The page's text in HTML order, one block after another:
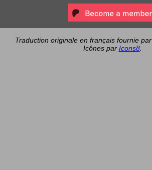
Traduction originale en français fournie par
Icônes par Icons8.